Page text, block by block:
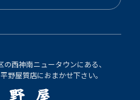
西神南ニュータウンにある、
野屋質店におまかせ下さい。